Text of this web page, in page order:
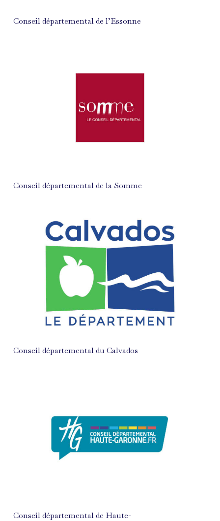
Conseil départemental de l’Essonne
Conseil départemental de la Somme
Conseil départemental du Calvados
Conseil départemental de Haute-